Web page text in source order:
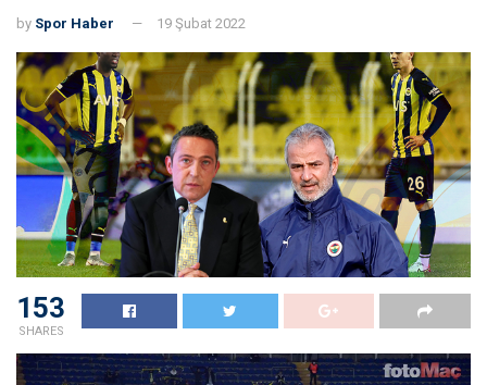
by Spor Haber 19 Şubat 2022
153
SHARES